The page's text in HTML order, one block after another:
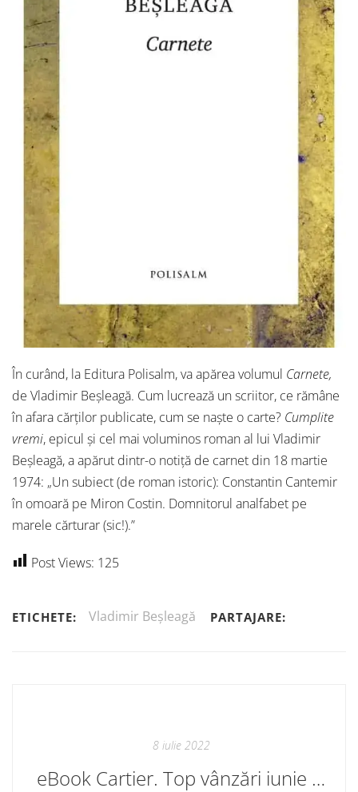
În curând, la Editura Polisalm, va apărea volumul Carnete,
de Vladimir Beșleagă. Cum lucrează un scriitor, ce rămâne
în afara cărților publicate, cum se naște o carte? Cumplite
vremi, epicul și cel mai voluminos roman al lui Vladimir
Beșleagă, a apărut dintr-o notiță de carnet din 18 martie
1974: „Un subiect (de roman istoric): Constantin Cantemir
în omoară pe Miron Costin. Domnitorul analfabet pe
marele cărturar (sic!).”
Post Views: 125
ETICHETE: Vladimir Beșleagă PARTAJARE:
8 iulie 2022
eBook Cartier. Top vânzări iunie 2022